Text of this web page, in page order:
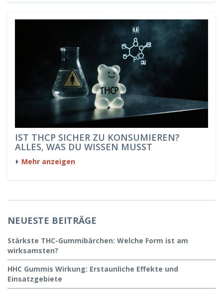
IST THCP SICHER ZU KONSUMIEREN?
ALLES, WAS DU WISSEN MUSST
Mehr anzeigen
NEUESTE BEITRÄGE
Stärkste THC-Gummibärchen: Welche Form ist am
wirksamsten?
HHC Gummis Wirkung: Erstaunliche Effekte und
Einsatzgebiete